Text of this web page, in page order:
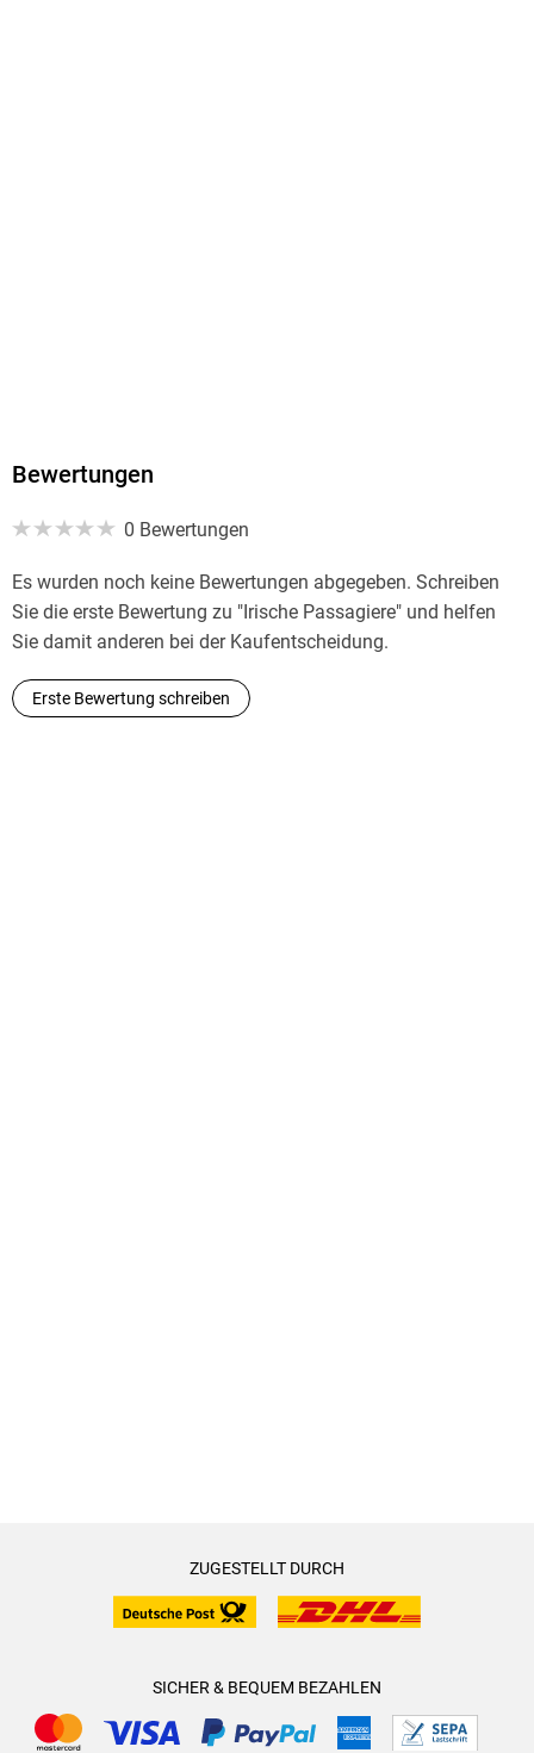
Bewertungen
0 Bewertungen
Es wurden noch keine Bewertungen abgegeben. Schreiben
Sie die erste Bewertung zu "Irische Passagiere" und helfen
Sie damit anderen bei der Kaufentscheidung.
Erste Bewertung schreiben
ZUGESTELLT DURCH
SICHER & BEQUEM BEZAHLEN